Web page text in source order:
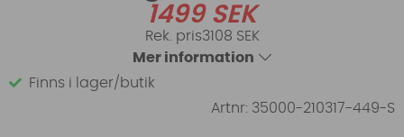
1499SEK
3108 SEK
Mer information
Finns i lager/butik
Artnr: 35000-210317-449-S